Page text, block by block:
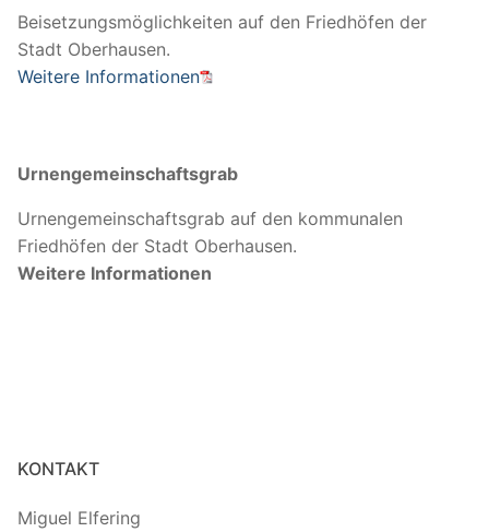
Beisetzungsmöglichkeiten auf den Friedhöfen der
Stadt Oberhausen.
Weitere Informationen
Urnengemeinschaftsgrab
Urnengemeinschaftsgrab auf den kommunalen
Friedhöfen der Stadt Oberhausen.
Weitere Informationen
KONTAKT
Miguel Elfering